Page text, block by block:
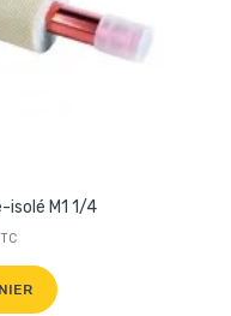
isolé M1 1/4